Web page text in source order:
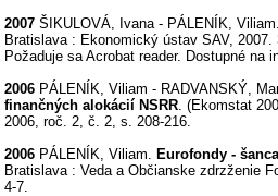
2007 ŠIKULOVÁ, Ivana - PÁLENÍK, Viliam.
Bratislava : Ekonomický ústav SAV,
Požaduje sa Acrobat reader. Dostupné na
2006 PÁLENÍK, Viliam - RADVANSKÝ,
finančných alokácií NSRR. (Ekomstat
2006, roč. 2, č. 2, s. 208-216.
2006 PÁLENÍK, Viliam. Eurofondy -
Bratislava : Veda a Občianske zdrzženie
4-7.